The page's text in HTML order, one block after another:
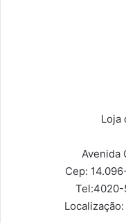
Loja
Avenida
Cep:
Tel:4020-
Localização: